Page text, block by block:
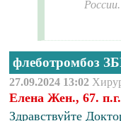
флеботромбоз
27.09.2024 13:02
Елена Жен., 67.
Здравствуйте